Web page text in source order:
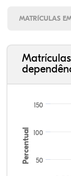
MATRÍCULAS
Percentual 50
100
150